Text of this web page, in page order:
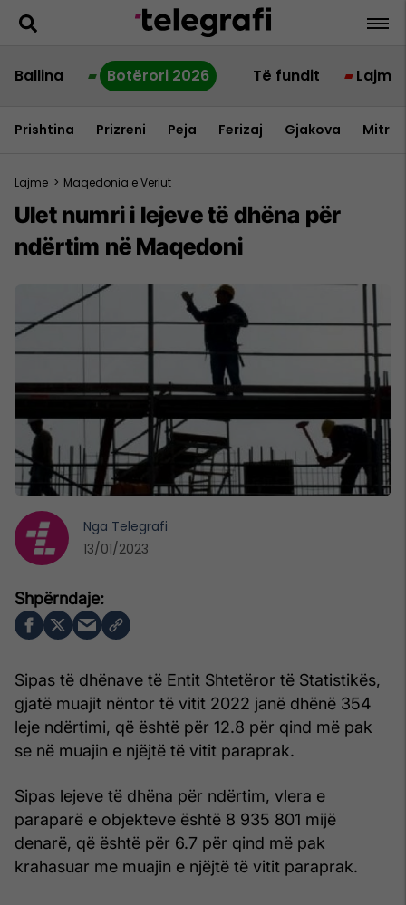
Ballina Botërori 2026 Të fundit Lajme
Prishtina Prizreni Peja Ferizaj Gjakova
Lajme > Maqedonia e Veriut
Ulet numri i lejeve të dhëna për
ndërtim në Maqedoni
Sipas të dhënave të Entit Shtetëror të Statistikës,
gjatë muajit nëntor të vitit 2022 janë dhënë 354
leje ndërtimi, që është për 12.8 për qind më pak
se në muajin e njëjtë të vitit paraprak.
Sipas lejeve të dhëna për ndërtim, vlera e
paraparë e objekteve është 8 935 801 mijë
denarë, që është për 6.7 për qind më pak
krahasuar me muajin e njëjtë të vitit paraprak.
Nga Telegrafi
13/01/2023